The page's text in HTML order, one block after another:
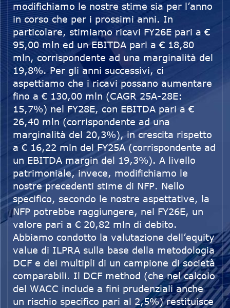
modifichiamo le nostre stime sia per l’anno
in corso che per i prossimi anni. In
particolare, stimiamo ricavi FY26E pari a €
95,00 mln ed un EBITDA pari a € 18,80
mln, corrispondente ad una marginalità del
19,8%. Per gli anni successivi, ci
aspettiamo che i ricavi possano aumentare
fino a € 130,00 mln (CAGR 25A-28E:
15,7%) nel FY28E, con EBITDA pari a €
26,40 mln (corrispondente ad una
marginalità del 20,3%), in crescita rispetto
a € 16,22 mln del FY25A (corrispondente ad
un EBITDA margin del 19,3%). A livello
patrimoniale, invece, modifichiamo le
nostre precedenti stime di NFP. Nello
specifico, secondo le nostre aspettative, la
NFP potrebbe raggiungere, nel FY26E, un
valore pari a € 20,82 mln di debito.
Abbiamo condotto la valutazione dell’equity
value di ILPRA sulla base della metodologia
DCF e dei multipli di un campione di società
comparabili. Il DCF method (che nel calcolo
del WACC include a fini prudenziali anche
un rischio specifico pari al 2,5%) restituisce